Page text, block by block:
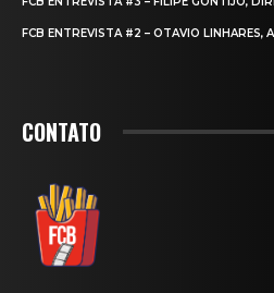
FCB ENTREVISTA #2 – OTAVIO LINHARES,
CONTATO